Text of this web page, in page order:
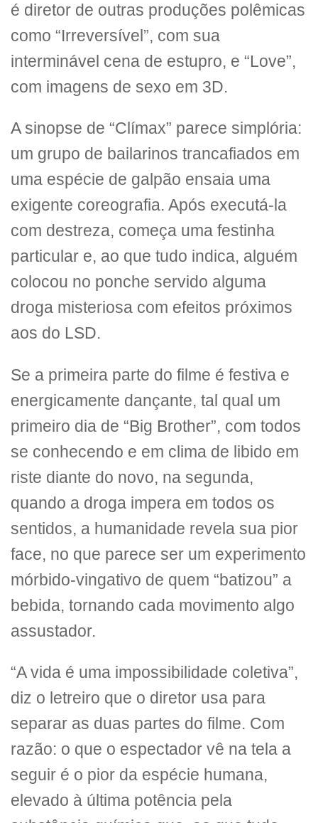
é diretor de outras produções polêmicas
como “Irreversível”, com sua
interminável cena de estupro, e “Love”,
com imagens de sexo em 3D.
A sinopse de “Clímax” parece simplória:
um grupo de bailarinos trancafiados em
uma espécie de galpão ensaia uma
exigente coreografia. Após executá-la
com destreza, começa uma festinha
particular e, ao que tudo indica, alguém
colocou no ponche servido alguma
droga misteriosa com efeitos próximos
aos do LSD.
Se a primeira parte do filme é festiva e
energicamente dançante, tal qual um
primeiro dia de “Big Brother”, com todos
se conhecendo e em clima de libido em
riste diante do novo, na segunda,
quando a droga impera em todos os
sentidos, a humanidade revela sua pior
face, no que parece ser um experimento
mórbido-vingativo de quem “batizou” a
bebida, tornando cada movimento algo
assustador.
“A vida é uma impossibilidade coletiva”,
diz o letreiro que o diretor usa para
separar as duas partes do filme. Com
razão: o que o espectador vê na tela a
seguir é o pior da espécie humana,
elevado à última potência pela